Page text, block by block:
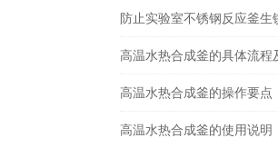
高温水热合成釜的操作要点
高温水热合成釜的使用说明